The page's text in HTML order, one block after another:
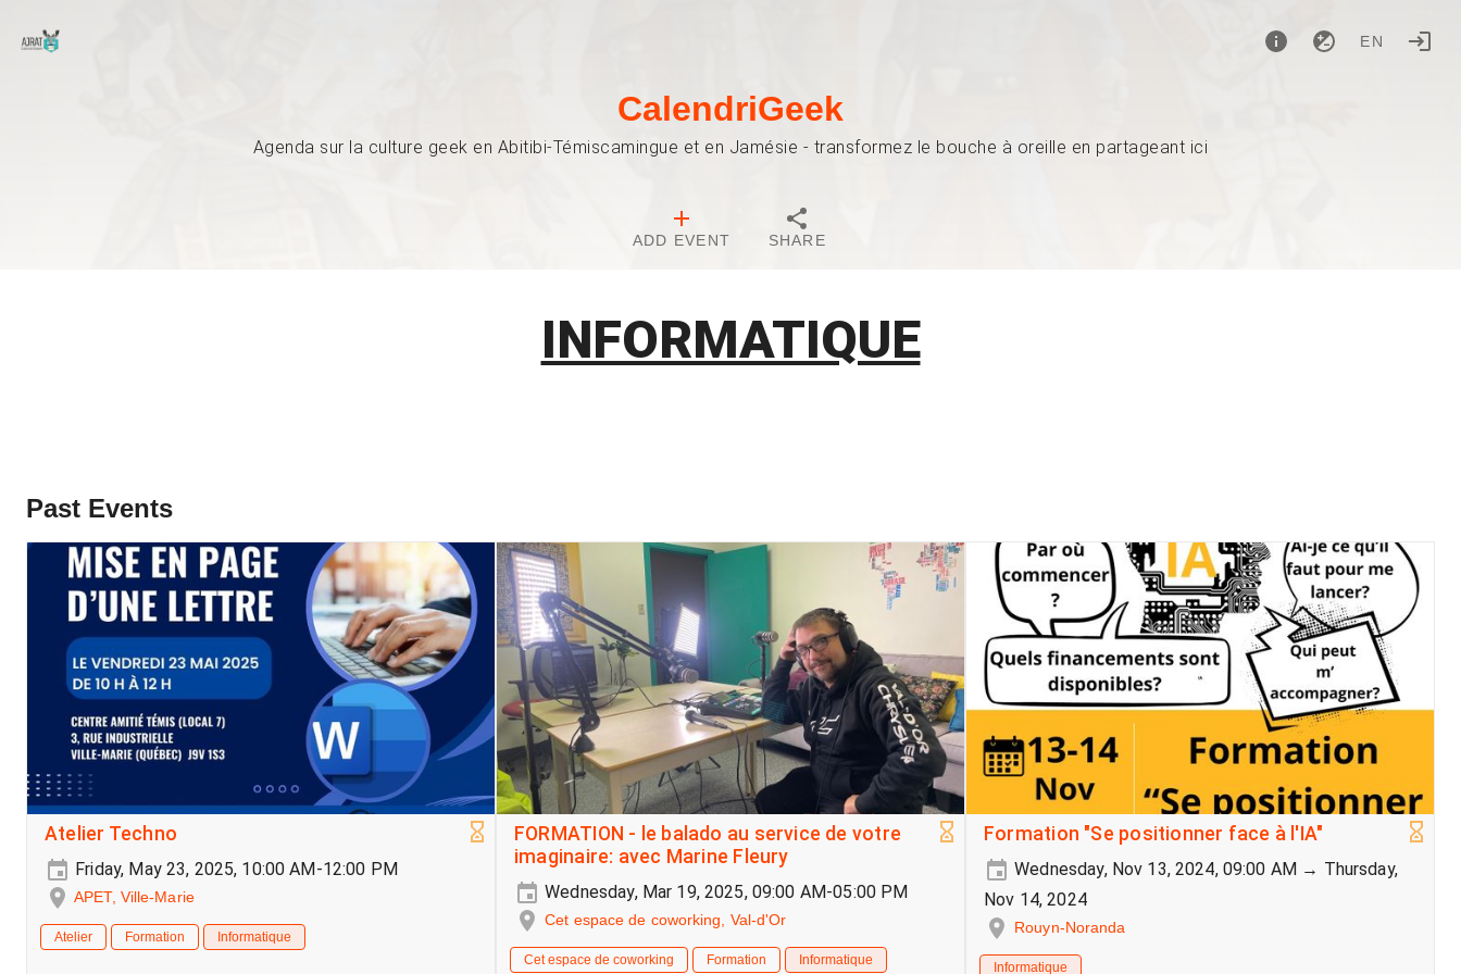
EN
CalendriGeek
Agenda sur la culture geek en Abitibi-Témiscamingue et en Jamésie - transformez le bouche à oreille en partageant ici
ADD EVENT SHARE
INFORMATIQUE
Past Events
Atelier Techno
Friday, May 23, 2025, 10:00 AM-12:00 PM
APET, Ville-Marie
Atelier Formation Informatique
FORMATION - le balado au service de votre
imaginaire: avec Marine Fleury
Wednesday, Mar 19, 2025, 09:00 AM-05:00 PM
Cet espace de coworking, Val-d'Or
Cet espace de coworking Formation Informatique
Formation "Se positionner face à l'IA"
Wednesday, Nov 13, 2024, 09:00 AM → Thursday,
Nov 14, 2024
Rouyn-Noranda
Informatique